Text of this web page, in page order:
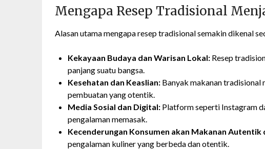
Mengapa Resep Tradisional
Alasan utama mengapa resep tradisional semakin dikenal
Kekayaan Budaya dan Warisan Lokal: Resep
panjang suatu bangsa.
Kesehatan dan Keaslian: Banyak makanan tradisional
pembuatan yang otentik.
Media Sosial dan Digital: Platform seperti Instagram
pengalaman memasak.
Kecenderungan Konsumen akan Makanan Autentik
pengalaman kuliner yang berbeda dan otentik.